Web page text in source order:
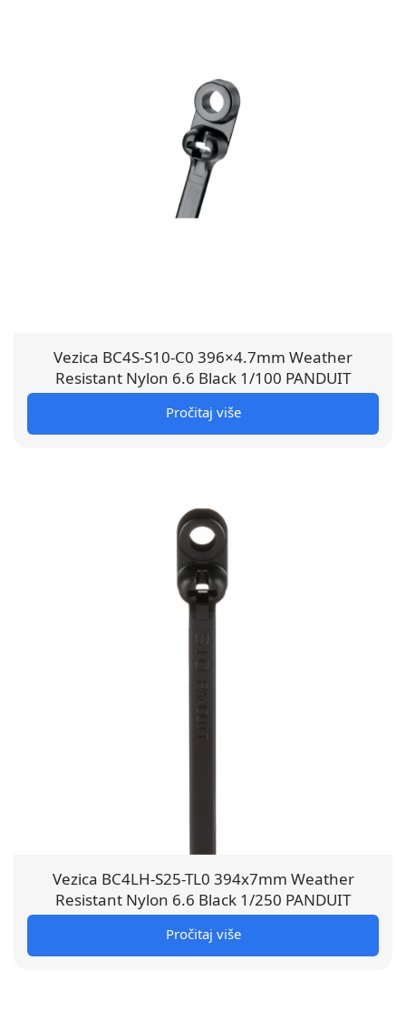
Vezica BC4S-S10-C0 396×4.7mm Weather
Resistant Nylon 6.6 Black 1/100 PANDUIT
Pročitaj više
Vezica BC4LH-S25-TL0 394x7mm Weather
Resistant Nylon 6.6 Black 1/250 PANDUIT
Pročitaj više